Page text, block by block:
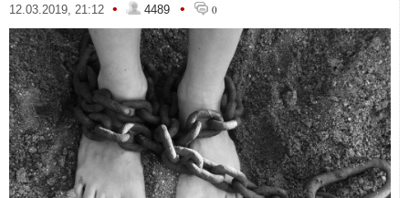
12.03.2019, 21:12 • 4489 • 0